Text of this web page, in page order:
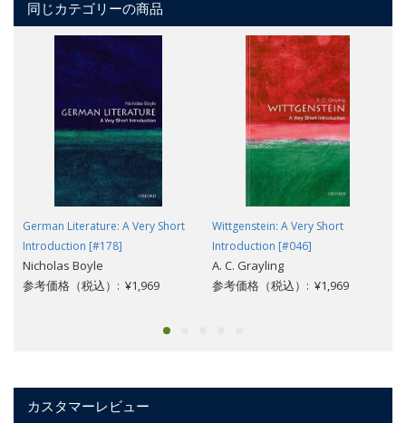
同じカテゴリーの商品
German Literature: A Very Short
Introduction [#178]
Nicholas Boyle
参考価格（税込）: ¥1,969
Wittgenstein: A Very Short
Introduction [#046]
A. C. Grayling
参考価格（税込）: ¥1,969
カスタマーレビュー